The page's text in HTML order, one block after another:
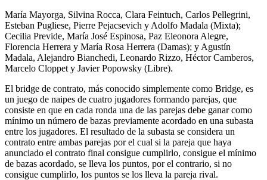
María Mayorga, Silvina Rocca, Clara Feintuch, Carlos Pellegrini,
Esteban Pugliese, Pierre Pejacsevich y Adolfo Madala (Mixta);
Cecilia Previde, María José Espinosa, Paz Eleonora Alegre,
Florencia Herrera y María Rosa Herrera (Damas); y Agustín
Madala, Alejandro Bianchedi, Leonardo Rizzo, Héctor Camberos,
Marcelo Cloppet y Javier Popowsky (Libre).
El bridge de contrato, más conocido simplemente como Bridge, es
un juego de naipes de cuatro jugadores formando parejas, que
consiste en que en cada ronda una de las parejas debe ganar como
mínimo un número de bazas previamente acordado en una subasta
entre los jugadores. El resultado de la subasta se considera un
contrato entre ambas parejas por el cual si la pareja que haya
anunciado el contrato final consigue cumplirlo, consigue el mínimo
de bazas acordado, se lleva los puntos, por el contrario, si no
consigue cumplirlo, los puntos se los lleva la pareja rival.